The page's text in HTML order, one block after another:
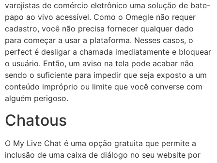
varejistas de comércio eletrônico uma solução de bate-
papo ao vivo acessível. Como o Omegle não requer
cadastro, você não precisa fornecer qualquer dado
para começar a usar a plataforma. Nesses casos, o
perfect é desligar a chamada imediatamente e bloquear
o usuário. Então, um aviso na tela pode acabar não
sendo o suficiente para impedir que seja exposto a um
conteúdo impróprio ou limite que você converse com
alguém perigoso.
Chatous
O My Live Chat é uma opção gratuita que permite a
inclusão de uma caixa de diálogo no seu website por